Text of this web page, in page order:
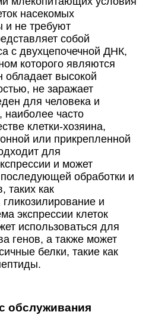
насекомых
и не требуют
собой
с двухцепочечной ДНК,
которого являются
обладает высокой
не заражает
для человека и
наиболее часто
клетки-хозяина,
или прикрепленной
для
и может
обработки и
таких как
и
экспрессии клеток
использоваться для
генов, а также может
белки, такие как
обслуживания